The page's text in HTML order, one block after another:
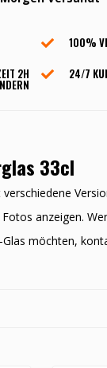
100%
2H
24/7
33cl
anzeigen.
möchten,